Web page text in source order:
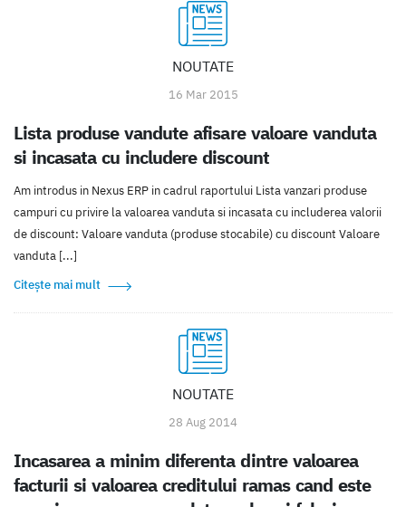
NOUTATE
16 Mar 2015
Lista produse vandute afisare valoare vanduta
si incasata cu includere discount
Am introdus in Nexus ERP in cadrul raportului Lista vanzari produse
campuri cu privire la valoarea vanduta si incasata cu includerea valorii
de discount: Valoare vanduta (produse stocabile) cu discount Valoare
vanduta [...]
Citește mai mult
NOUTATE
28 Aug 2014
Incasarea a minim diferenta dintre valoarea
facturii si valoarea creditului ramas cand este